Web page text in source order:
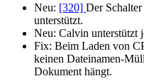
Neu: [320] Der Schalter
unterstützt.
Neu: Calvin unterstützt
Fix: Beim Laden von
keinen Dateinamen-
Dokument hängt.